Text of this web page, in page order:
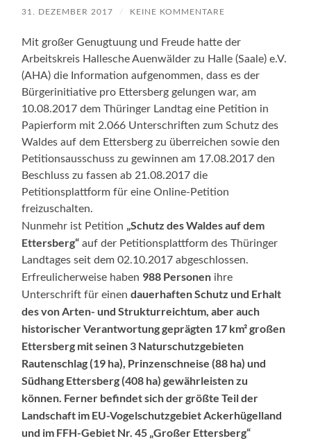
31. DEZEMBER 2017 / KEINE KOMMENTARE
Mit großer Genugtuung und Freude hatte der
Arbeitskreis Hallesche Auenwälder zu Halle (Saale) e.V.
(AHA) die Information aufgenommen, dass es der
Bürgerinitiative pro Ettersberg gelungen war, am
10.08.2017 dem Thüringer Landtag eine Petition in
Papierform mit 2.066 Unterschriften zum Schutz des
Waldes auf dem Ettersberg zu überreichen sowie den
Petitionsausschuss zu gewinnen am 17.08.2017 den
Beschluss zu fassen ab 21.08.2017 die
Petitionsplattform für eine Online-Petition
freizuschalten.
Nunmehr ist Petition „Schutz des Waldes auf dem
Ettersberg“ auf der Petitionsplattform des Thüringer
Landtages seit dem 02.10.2017 abgeschlossen.
Erfreulicherweise haben 988 Personen ihre
Unterschrift für einendauerhaften Schutz und Erhalt
des von Arten- und Strukturreichtum, aber auch
historischer Verantwortung geprägten 17 km² großen
Ettersberg mit seinen 3 Naturschutzgebieten
Rautenschlag (19 ha), Prinzenschneise (88 ha) und
Südhang Ettersberg (408 ha) gewährleisten zu
können. Ferner befindet sich der größte Teil der
Landschaft im EU-Vogelschutzgebiet Ackerhügelland
und im FFH-Gebiet Nr. 45 „Großer Ettersberg“